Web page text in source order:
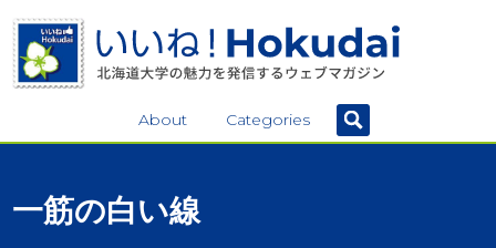
About Categories
一筋の白い線